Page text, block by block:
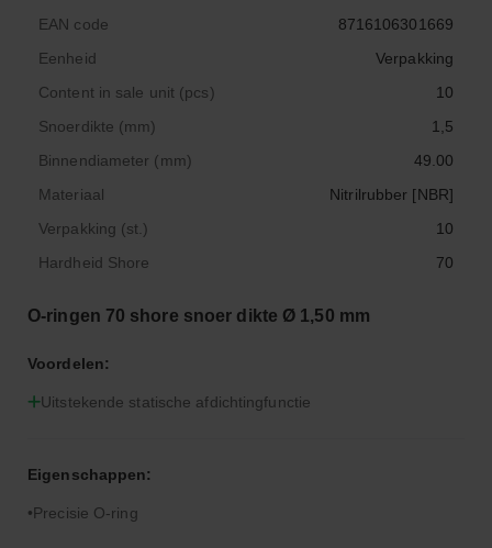
EAN code
8716106301669
Eenheid
Verpakking
Content in sale unit (pcs)
10
Snoerdikte (mm)
1,5
Binnendiameter (mm)
49.00
Materiaal
Nitrilrubber [NBR]
Verpakking (st.)
10
Hardheid Shore
70
O-ringen 70 shore snoer dikte Ø 1,50 mm
Voordelen:
Uitstekende statische afdichtingfunctie
Eigenschappen:
Precisie O-ring